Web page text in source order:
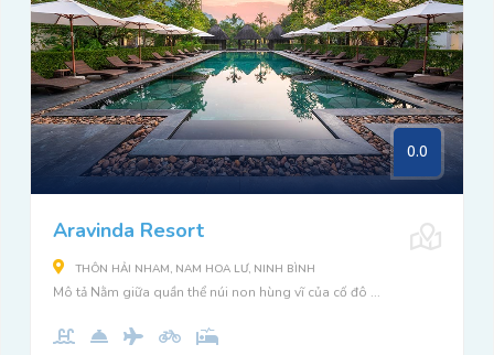
0.0
Aravinda Resort
THÔN HẢI NHAM, NAM HOA LƯ, NINH BÌNH
Mô tả Nằm giữa quần thể núi non hùng vĩ của cố đô ...